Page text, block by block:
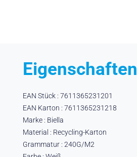
Eigenschaften
EAN Stück : 7611365231201
EAN Karton : 7611365231218
Marke : Biella
Material : Recycling-Karton
Grammatur : 240G/M2